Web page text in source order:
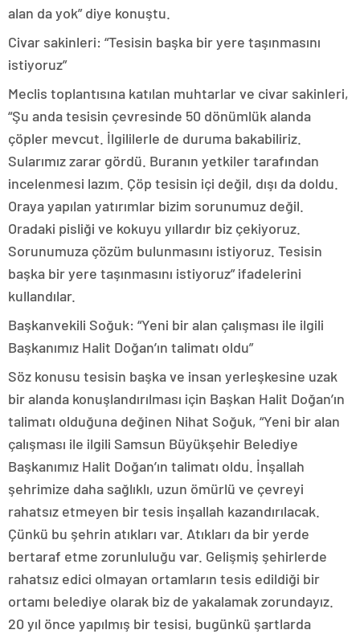
alan da yok” diye konuştu.
Civar sakinleri: “Tesisin başka bir yere taşınmasını
istiyoruz”
Meclis toplantısına katılan muhtarlar ve civar sakinleri,
“Şu anda tesisin çevresinde 50 dönümlük alanda
çöpler mevcut. İlgililerle de duruma bakabiliriz.
Sularımız zarar gördü. Buranın yetkiler tarafından
incelenmesi lazım. Çöp tesisin içi değil, dışı da doldu.
Oraya yapılan yatırımlar bizim sorunumuz değil.
Oradaki pisliği ve kokuyu yıllardır biz çekiyoruz.
Sorunumuza çözüm bulunmasını istiyoruz. Tesisin
başka bir yere taşınmasını istiyoruz” ifadelerini
kullandılar.
Başkanvekili Soğuk: “Yeni bir alan çalışması ile ilgili
Başkanımız Halit Doğan’ın talimatı oldu”
Söz konusu tesisin başka ve insan yerleşkesine uzak
bir alanda konuşlandırılması için Başkan Halit Doğan’ın
talimatı olduğuna değinen Nihat Soğuk, “Yeni bir alan
çalışması ile ilgili Samsun Büyükşehir Belediye
Başkanımız Halit Doğan’ın talimatı oldu. İnşallah
şehrimize daha sağlıklı, uzun ömürlü ve çevreyi
rahatsız etmeyen bir tesis inşallah kazandırılacak.
Çünkü bu şehrin atıkları var. Atıkları da bir yerde
bertaraf etme zorunluluğu var. Gelişmiş şehirlerde
rahatsız edici olmayan ortamların tesis edildiği bir
ortamı belediye olarak biz de yakalamak zorundayız.
20 yıl önce yapılmış bir tesisi, bugünkü şartlarda